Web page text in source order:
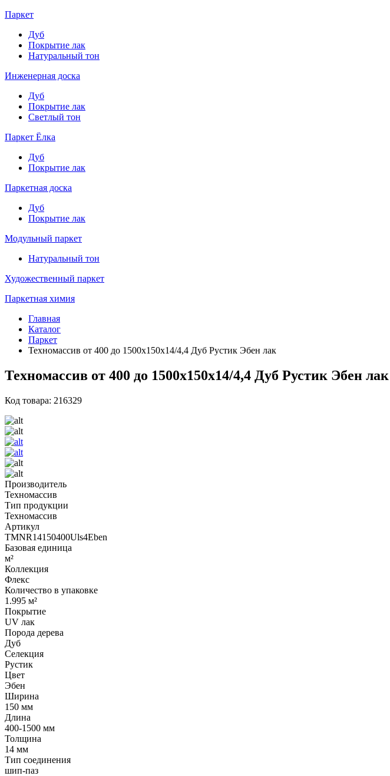
Паркет
Дуб
Покрытие лак
Натуральный тон
Инженерная доска
Дуб
Покрытие лак
Светлый тон
Паркет Ёлка
Дуб
Покрытие лак
Паркетная доска
Дуб
Покрытие лак
Модульный паркет
Натуральный тон
Художественный паркет
Паркетная химия
Главная
Каталог
Паркет
Техномассив от 400 до 1500х150х14/4,4 Дуб Рустик Эбен лак
Техномассив от 400 до 1500х150х14/4,4 Дуб Рустик Эбен лак
Код товара: 216329
Производитель
Техномассив
Тип продукции
Техномассив
Артикул
TMNR14150400Uls4Eben
Базовая единица
м²
Коллекция
Флекс
Количество в упаковке
1.995 м²
Покрытие
UV лак
Порода дерева
Дуб
Селекция
Рустик
Цвет
Эбен
Ширина
150 мм
Длина
400-1500 мм
Толщина
14 мм
Тип соединения
шип-паз